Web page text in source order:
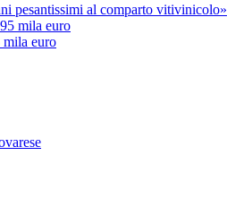
pesantissimi al comparto vitivinicolo»
mila euro